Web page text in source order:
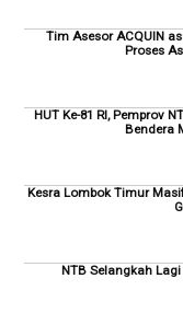
Tim Asesor ACQUIN
Proses
HUT Ke-81 RI, Pemprov
Bendera
Kesra Lombok Timur
NTB Selangkah